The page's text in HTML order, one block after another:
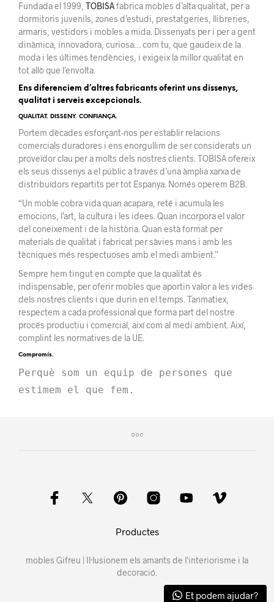
Fundada el 1999, TOBISAfabrica mobles d’alta qualitat, per a
dormitoris juvenils, zones d’estudi, prestatgeries, llibreries,
armaris, vestidors i mobles a mida. Dissenyats per i per a gent
dinàmica, innovadora, curiosa… com tu, que gaudeix de la
moda i les últimes tendències, i exigeix ​​la millor qualitat en
tot allò que l’envolta.
Ens diferenciem d’altres fabricants oferint uns dissenys,
qualitat i serveis excepcionals.
QUALITAT. DISSENY. CONFIANÇA.
Portem dècades esforçant-nos per establir relacions
comercials duradores i ens enorgullim de ser considerats un
proveïdor clau per a molts dels nostres clients. TOBISA ofereix
els seus dissenys a el públic a través d’una àmplia xarxa de
distribuïdors repartits per tot Espanya. Només operem B2B.
“Un moble cobra vida quan acapara, reté i acumula les
emocions, l’art, la cultura i les idees. Quan incorpora el valor
del coneixement i de la història. Quan està format per
materials de qualitat i fabricat per sàvies mans i amb les
tècniques més respectuoses amb el medi ambient.”
Sempre hem tingut en compte que la qualitat és
indispensable, per oferir mobles que aportin valor a les vides
dels nostres clients i que durin en el temps. Tanmatiex,
respectem a cada professional que forma part del nostre
procés productiu i comercial, així com al medi ambient. Així,
complint les normatives de la UE.
Compromís.
Perquè som un equip de persones que
estimem el que fem.
Productes
mobles Gifreu | Il·lusionem els amants de l'interiorisme i la
decoració.
Et podem ajudar?